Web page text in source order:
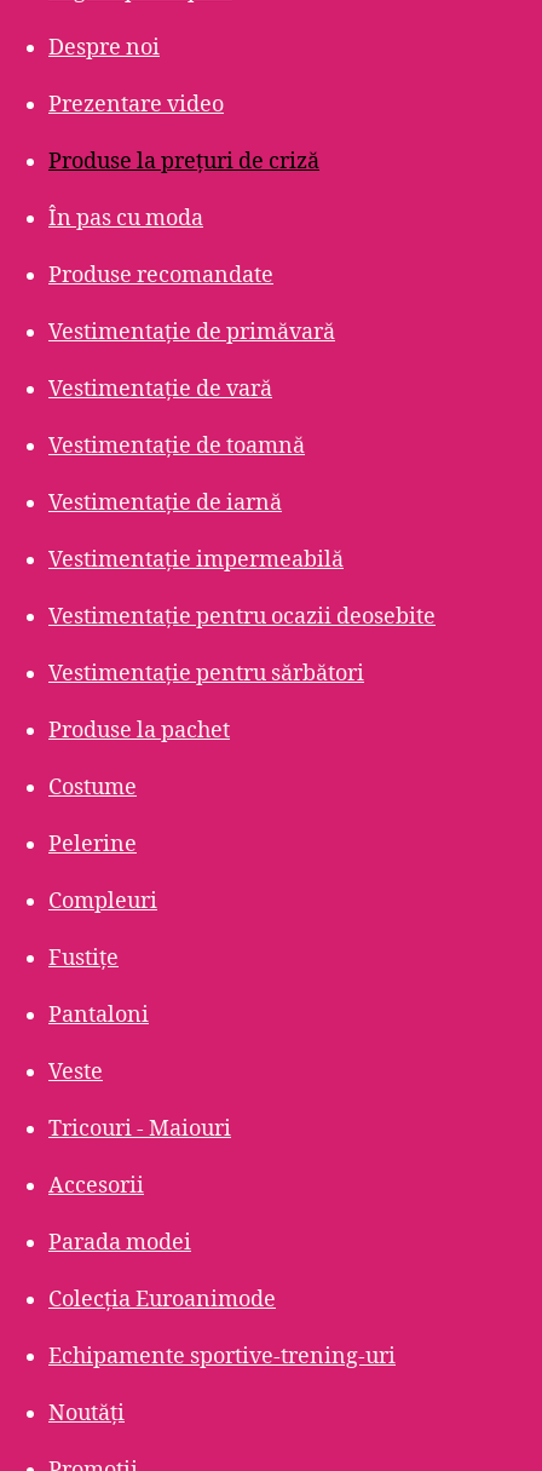
Despre noi
Prezentare video
Produse la prețuri de criză
În pas cu moda
Produse recomandate
Vestimentație de primăvară
Vestimentație de vară
Vestimentație de toamnă
Vestimentație de iarnă
Vestimentație impermeabilă
Vestimentație pentru ocazii deosebite
Vestimentație pentru sărbători
Produse la pachet
Costume
Pelerine
Compleuri
Fustițe
Pantaloni
Veste
Tricouri - Maiouri
Accesorii
Parada modei
Colecția Euroanimode
Echipamente sportive-trening-uri
Noutăți